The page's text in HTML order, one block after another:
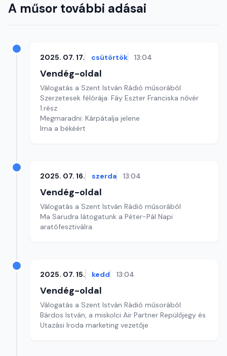
A műsor további adásai
2025. 07. 17. csütörtök 13:04
Vendég-oldal
Válogatás a Szent István Rádió műsorából
Szerzetesek félórája: Fáy Eszter Franciska nővér
1.rész
Megmaradni: Kárpátalja jelene
Ima a békéért
2025. 07. 16. szerda 13:04
Vendég-oldal
Válogatás a Szent István Rádió műsorából
Ma Sarudra látogatunk a Péter-Pál Napi
aratófesztiválra.
2025. 07. 15. kedd 13:04
Vendég-oldal
Válogatás a Szent István Rádió műsorából
Bárdos István, a miskolci Air Partner Repülőjegy és
Utazási Iroda marketing vezetője